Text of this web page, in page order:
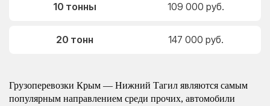
10 тонны 109 000 руб.
20 тонн 147 000 руб.
Грузоперевозки Крым — Нижний Тагил являются самым
популярным направлением среди прочих, автомобили